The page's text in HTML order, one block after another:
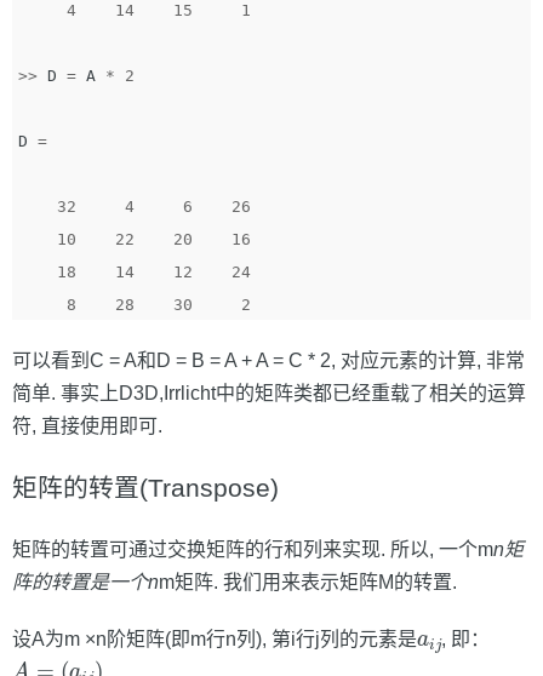
4 14 15 1
>> D = A * 2
D =
32 4 6
26
10
22 20
16
18
14 12
24
8
28 30 2
可以看到C = A和D = B = A + A = C * 2, 对应元素的计算, 非常
简单. 事实上D3D,Irrlicht中的矩阵类都已经重载了相关的运算
符, 直接使用即可.
矩阵的转置(Transpose)
矩阵的转置可通过交换矩阵的行和列来实现. 所以, 一个mn矩
阵的转置是一个nm矩阵. 我们用来表示矩阵M的转置.
设A为m ×n阶矩阵(即m行n列), 第i行j列的元素是 , 即：
A ij